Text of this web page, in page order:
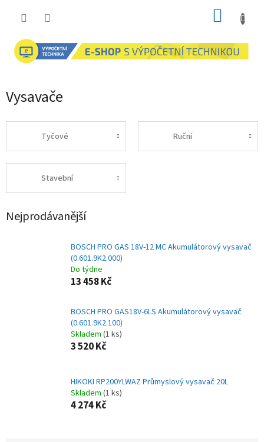
Vysavače
Tyčové Ruční
Stavební
Nejprodávanější
BOSCH PRO GAS 18V-12 MC Akumulátorový vysavač
(0.601.9K2.000)
Do týdne
13 458 Kč
BOSCH PRO GAS18V-6LS Akumulátorový vysavač
(0.601.9K2.100)
Skladem (1 ks)
3 520 Kč
HIKOKI RP200YLWAZ Průmyslový vysavač 20L
Skladem (1 ks)
4 274 Kč